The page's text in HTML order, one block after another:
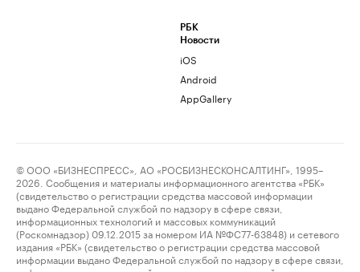
РБК
Новости
iOS
Android
AppGallery
© ООО «БИЗНЕСПРЕСС», АО «РОСБИЗНЕСКОНСАЛТИНГ», 1995–
2026. Сообщения и материалы информационного агентства «РБК»
(свидетельство о регистрации средства массовой информации
выдано Федеральной службой по надзору в сфере связи,
информационных технологий и массовых коммуникаций
(Роскомнадзор) 09.12.2015 за номером ИА №ФС77-63848) и сетевого
издания «РБК» (свидетельство о регистрации средства массовой
информации выдано Федеральной службой по надзору в сфере связи,